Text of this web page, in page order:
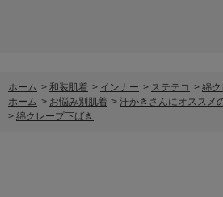
ホーム > 和装肌着 > インナー > ステテコ > 綿ク
ホーム > お悩み別肌着 > 汗かきさんにオススメ
> 綿クレープ下ばき